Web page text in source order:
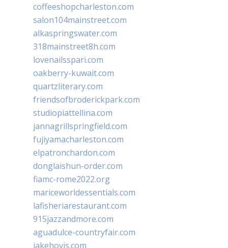
coffeeshopcharleston.com
salon104mainstreet.com
alkaspringswater.com
318mainstreet8h.com
lovenailsspari.com
oakberry-kuwait.com
quartzliterary.com
friendsofbroderickpark.com
studiopiattellina.com
jannagrillspringfield.com
fujiyamacharleston.com
elpatronchardon.com
donglaishun-order.com
fiamc-rome2022.org
mariceworldessentials.com
lafisheriarestaurant.com
915jazzandmore.com
aguadulce-countryfair.com
jakehovis.com